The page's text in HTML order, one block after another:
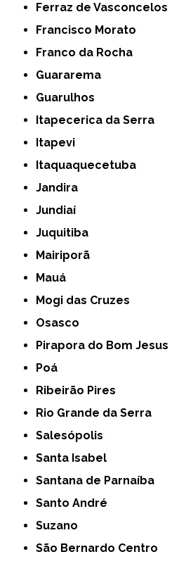
Ferraz de Vasconcelos
Francisco Morato
Franco da Rocha
Guararema
Guarulhos
Itapecerica da Serra
Itapevi
Itaquaquecetuba
Jandira
Jundiaí
Juquitiba
Mairiporã
Mauá
Mogi das Cruzes
Osasco
Pirapora do Bom Jesus
Poá
Ribeirão Pires
Rio Grande da Serra
Salesópolis
Santa Isabel
Santana de Parnaíba
Santo André
Suzano
São Bernardo Centro